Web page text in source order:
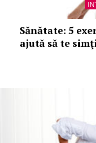
Sănătate: 5
ajută să te